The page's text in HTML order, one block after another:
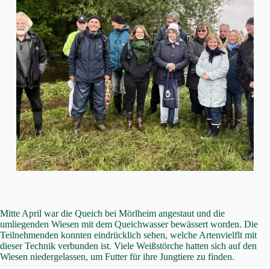
Mitte April war die Queich bei Mörlheim angestaut und die
umliegenden Wiesen mit dem Queichwasser bewässert worden. Die
Teilnehmenden konnten eindrücklich sehen, welche Artenvielflt mit
dieser Technik verbunden ist. Viele Weißstörche hatten sich auf den
Wiesen niedergelassen, um Futter für ihre Jungtiere zu finden.